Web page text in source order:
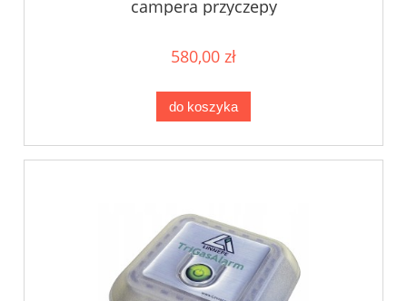
campera przyczepy
580,00 zł
do koszyka